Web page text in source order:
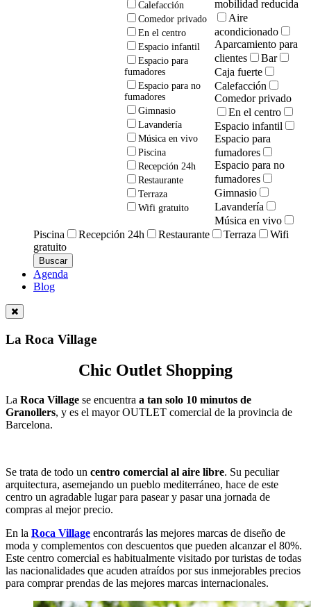
Calefacción
Comedor privado
En el centro
Espacio infantil
Espacio para
fumadores
Espacio para no
fumadores
Gimnasio
Lavandería
Música en vivo
Piscina
Recepción 24h
Restaurante
Terraza
Wifi gratuito
mobilidad reducida
Aire
acondicionado
Aparcamiento para
clientes
Bar
Caja fuerte
Calefacción
Comedor privado
En el centro
Espacio infantil
Espacio para
fumadores
Espacio para no
fumadores
Gimnasio
Lavandería
Música en vivo
Piscina
Recepción 24h Restaurante Terraza
Wifi
gratuito
Agenda
Blog
La Roca Village
Chic Outlet Shopping
La Roca Village se encuentra a tan solo 10 minutos de
Granollers, y es el mayor OUTLET comercial de la provincia de
Barcelona.
Se trata de todo un centro comercial al aire libre. Su peculiar
arquitectura, asemejando un pueblo mediterráneo, hace de este
centro un agradable lugar para pasear y pasar una jornada de
compras al mejor precio.
En la Roca Village encontrarás las mejores marcas de diseño de
moda y complementos con descuentos que pueden alcanzar el 80%.
Este centro comercial es habitualmente visitado por turistas de todas
las nacionalidades que acuden atraídos por sus inmejorables precios
para comprar prendas de las mejores marcas internacionales.